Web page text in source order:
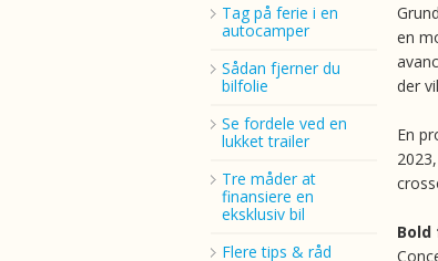
Tag på ferie i en
autocamper
Sådan fjerner du
bilfolie
Se fordele ved en
lukket trailer
Tre måder at
finansiere en
eksklusiv bil
Flere tips & råd
en
der
En